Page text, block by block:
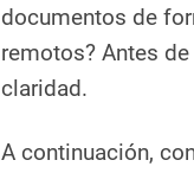
documentos de
remotos? Antes
claridad.
A continuación,